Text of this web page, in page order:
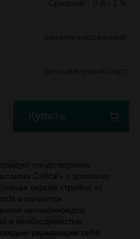
плодотворного
Critical+ с довольно
версия стрейна от
отличается
каннабиноидов,
и необходимостью
каждым уважающим себя